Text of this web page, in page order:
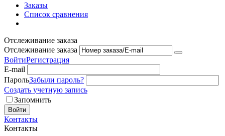
Заказы
Список сравнения
Отслеживание заказа
Отслеживание заказа
ВойтиРегистрация
E-mail
ПарольЗабыли пароль?
Создать учетную запись
Запомнить
Войти
Контакты
Контакты